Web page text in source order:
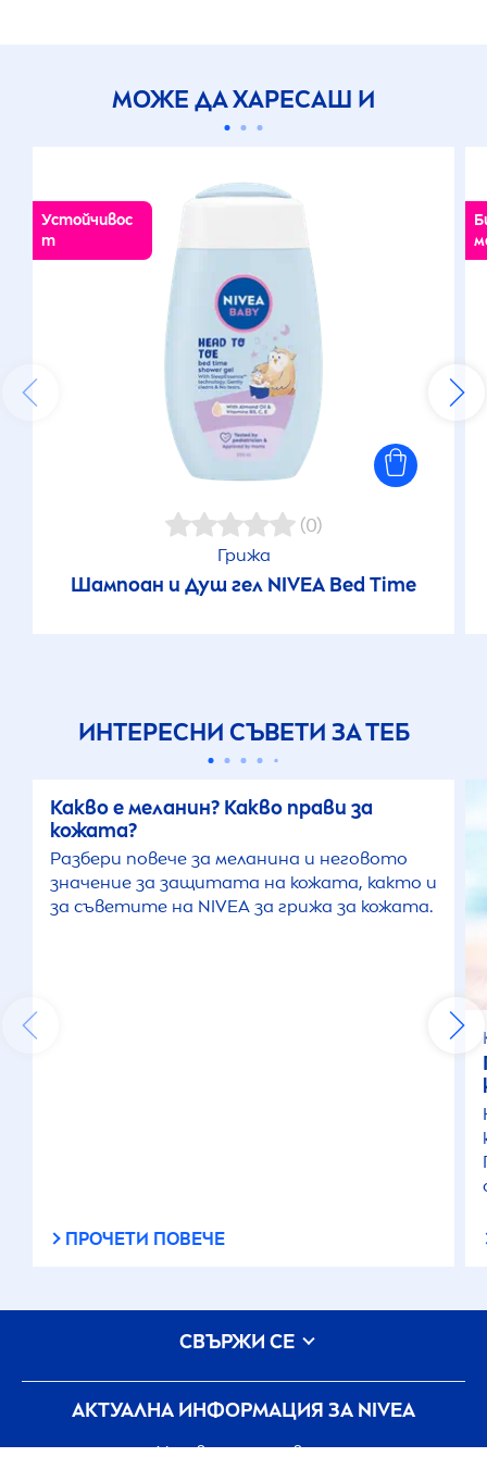
МОЖЕ ДА ХАРЕСАШ И
Устойчивос
т
(0)
Грижа
Шампоан и Душ гел NIVEA Bed Time
ИНТЕРЕСНИ СЪВЕТИ ЗА ТЕБ
Какво е меланин? Какво прави за
кожата?
Разбери повече за меланина и неговото
значение за защитата на кожата, както и
за съветите на NIVEA за грижа за кожата.
ПРОЧЕТИ ПОВЕЧЕ
АКТУАЛНА ИНФОРМАЦИЯ ЗА NIVEA
Условия за ползване
СВЪРЖИ СЕ